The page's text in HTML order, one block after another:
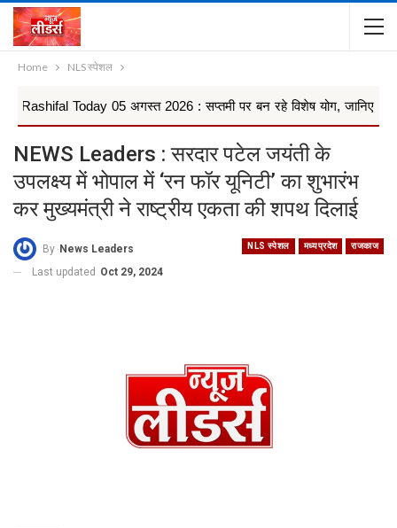
Home NLS स्पेशल
Today 05 अगस्त 2026 : सप्तमी पर बन रहे विशेष योग, जानिए किस राशि
NEWS Leaders : सरदार पटेल जयंती के
उपलक्ष्य में भोपाल में ‘रन फॉर यूनिटी’ का शुभारंभ
कर मुख्यमंत्री ने राष्ट्रीय एकता की शपथ दिलाई
NLS स्पेशल मध्यप्रदेश राजकाज
By News Leaders
Last updated Oct 29, 2024